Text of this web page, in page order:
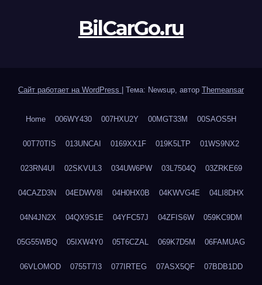
BilCarGo.ru
Сайт работает на WordPress Тема: Newsup, автор Themeansar
Home 006WY430 007HXU2Y 00MGT33M 00SAOS5H
00T70TIS 013UNCAI 0169XX1F 019K5LTP 01WS9NX2
023RN4UI 02SKVUL3 034UW6PW 03L7504Q 03ZRKE69
04CAZD3N 04EDWV8I 04H0HX0B 04KWVG4E 04LI8DHX
04N4JN2X 04QX9S1E 04YFC57J 04ZFIS6W 059KC9DM
05G55WBQ 05IXW4Y0 05T6CZAL 069K7D5M 06FAMUAG
06VLOMOD 0755T7I3 077IRTEG 07ASX5QF 07BDB1DD